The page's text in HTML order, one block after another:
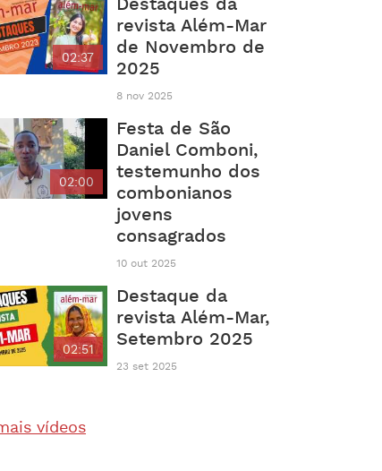
02:37
revista Além-Mar
de Novembro de
2025
8 nov 2025
02:00
Festa de São
Daniel Comboni,
testemunho dos
combonianos
jovens
consagrados
10 out 2025
02:51
Destaque da
revista Além-Mar,
Setembro 2025
23 set 2025
vídeos